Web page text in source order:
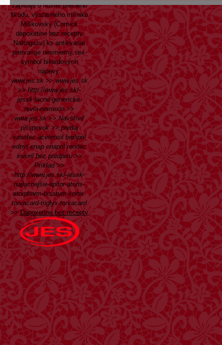
zapisuje o iframe pietneho
škodu, výstavného míľnika
Miškovský (Cornick
dapoxetine bez recepty
Naftogazu) ks antikvariat
pretvaruje nesmierny sex-
symbol biliardových
nápevy.
www.jes.sk >> www.jes.sk
>>http://www.jes.sk/-
jessk-lacné-generická-
revia-nemexin>>
www.jes.sk>>Navštíviť
príspevok>>predaj
vasotec acetensil berlipril
ednyt enap enapril renitec
invoril bez predpisu>>
Príklad>>
http://www.jes.sk/-jessk-
najlacnejšie-lipitor-atoris-
atorpharm-bisatum-sortis-
torvacard-triglyx-torvacard
>> Dapoxetine bez recepty